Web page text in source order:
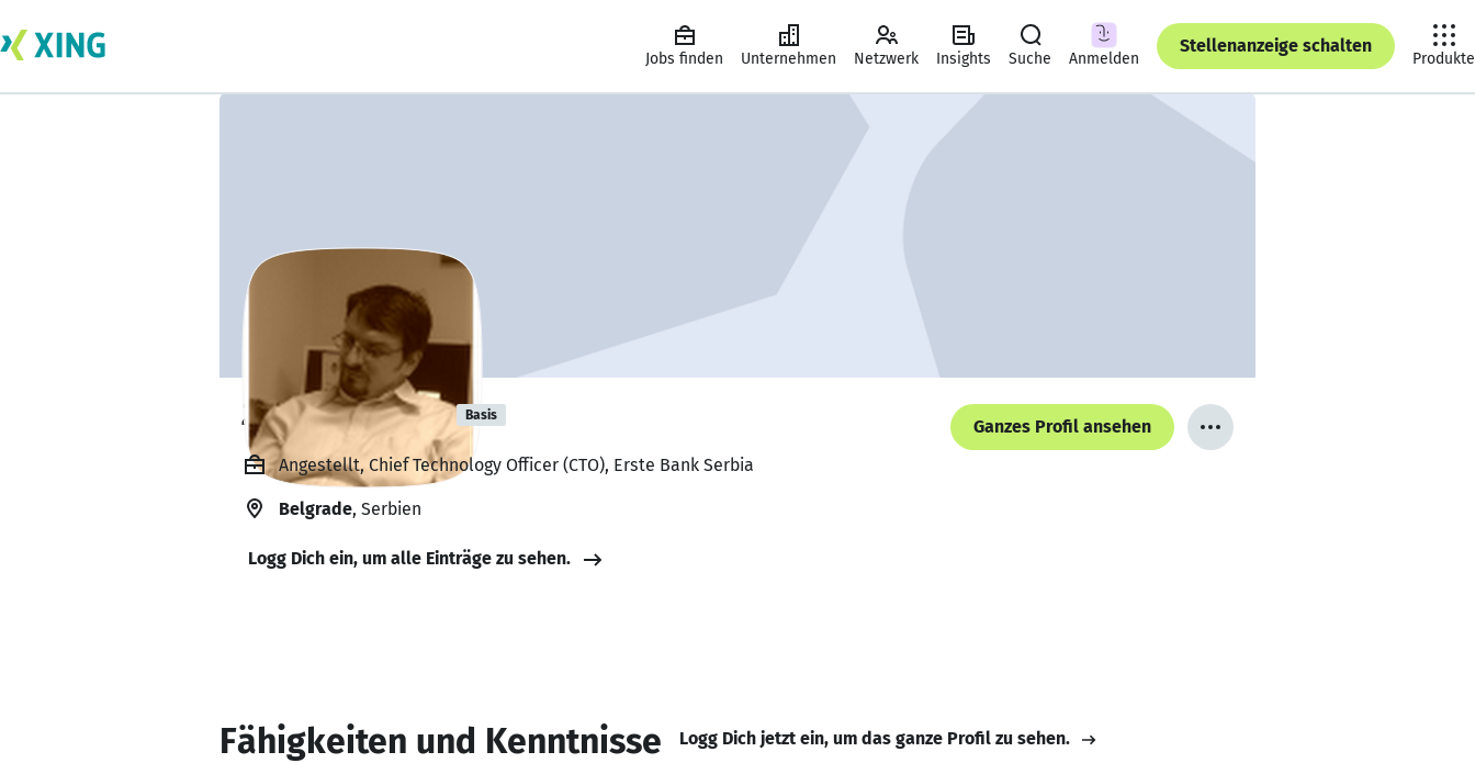
Jobs finden Unternehmen Netzwerk Insights Suche Anmelden
Stellenanzeige schalten
Produkte
Zeljko Janjanin Basis
Ganzes Profil ansehen
Angestellt, Chief Technology Officer (CTO), Erste Bank Serbia
Belgrade, Serbien
Logg Dich ein, um alle Einträge zu sehen.
Fähigkeiten und Kenntnisse Logg Dich jetzt ein, um das ganze Profil zu sehen.